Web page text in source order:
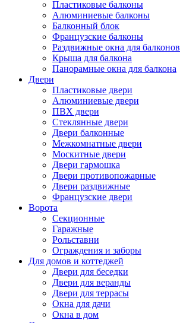
Пластиковые балконы
Алюминиевые балконы
Балконный блок
Французские балконы
Раздвижные окна для балконов
Крыша для балкона
Панорамные окна для балкона
Двери
Пластиковые двери
Алюминиевые двери
ПВХ двери
Стеклянные двери
Двери балконные
Межкомнатные двери
Москитные двери
Двери гармошка
Двери противопожарные
Двери раздвижные
Французские двери
Ворота
Секционные
Гаражные
Рольставни
Ограждения и заборы
Для домов и коттеджей
Двери для беседки
Двери для веранды
Двери для террасы
Окна для дачи
Окна в дом